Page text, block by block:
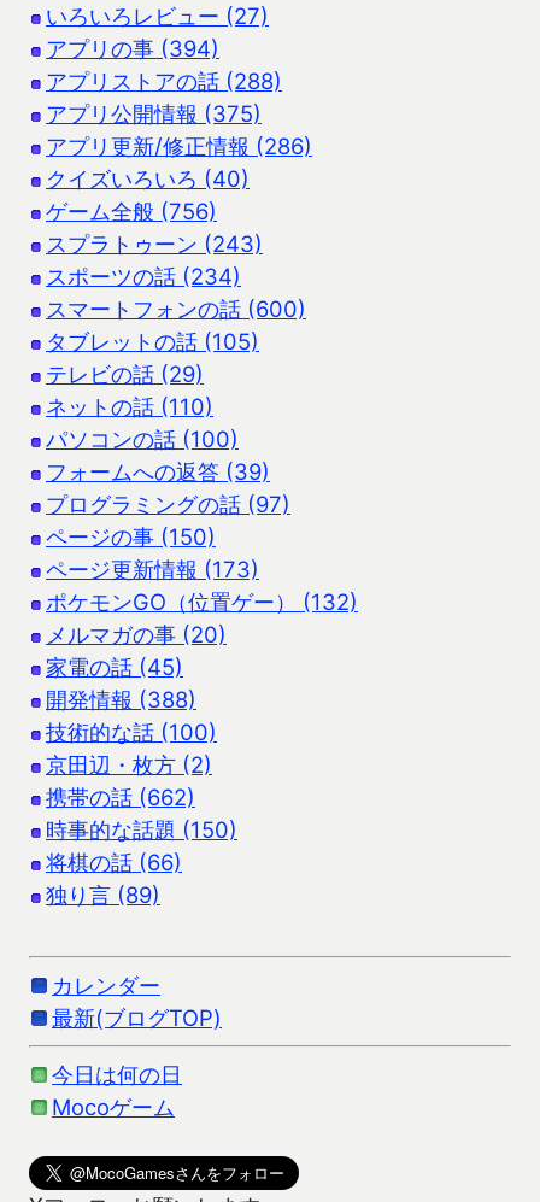
いろいろレビュー (27)
アプリの事 (394)
アプリストアの話 (288)
アプリ公開情報 (375)
アプリ更新/修正情報 (286)
クイズいろいろ (40)
ゲーム全般 (756)
スプラトゥーン (243)
スポーツの話 (234)
スマートフォンの話 (600)
タブレットの話 (105)
テレビの話 (29)
ネットの話 (110)
パソコンの話 (100)
フォームへの返答 (39)
プログラミングの話 (97)
ページの事 (150)
ページ更新情報 (173)
ポケモンGO（位置ゲー） (132)
メルマガの事 (20)
家電の話 (45)
開発情報 (388)
技術的な話 (100)
京田辺・枚方 (2)
携帯の話 (662)
時事的な話題 (150)
将棋の話 (66)
独り言 (89)
カレンダー
最新(ブログTOP)
今日は何の日
Mocoゲーム